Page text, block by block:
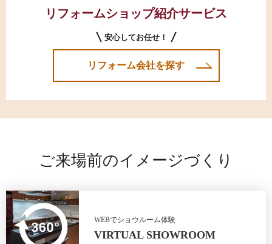
リフォームショップ紹介サービス
安心してお任せ！
リフォーム会社を探す
ご来場前のイメージづくり
WEBでショウルーム体験
VIRTUAL SHOWROOM